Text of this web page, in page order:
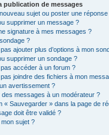
publication de messages
sujet ou poster une réponse
supprimer un message ?
signature à mes messages ?
?
ajouter plus d’options à mon
supprimer un sondage ?
accéder à un forum ?
joindre des fichiers à mon
avertissement ?
messages à un modérateur ?
« Sauvegarder » dans la page de
doit être validé ?
sujet ?